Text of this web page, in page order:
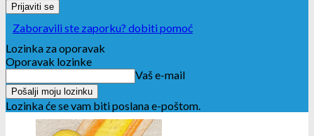
Zaboravili ste zaporku? dobiti pomoć
Lozinka za oporavak
Oporavak lozinke
Vaš e-mail
Lozinka će se vam biti poslana e-poštom.